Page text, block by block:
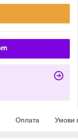
Оплата Умови